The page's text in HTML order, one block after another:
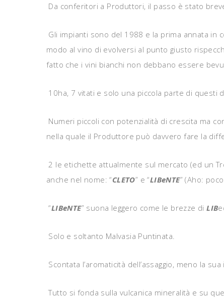
Da conferitori a Produttori, il passo è stato
Gli impianti sono del 1988 e la prima annata in
modo al vino di evolversi al punto giusto
fatto che i vini bianchi non debbano essere
10ha, 7 vitati e solo una piccola parte di questi
Numeri piccoli con potenzialità di crescita ma
nella quale il Produttore può davvero fare la
2 le etichette attualmente sul mercato (ed un
anche nel nome: “CLETO” e “LIBeNTE” (Aho:
“LIBeNTE” suona leggero come le brezze diLIB
Solo e soltanto Malvasia Puntinata.
Scontata l’aromaticità dell’assaggio, meno la
Tutto si fonda sulla vulcanica mineralità e su